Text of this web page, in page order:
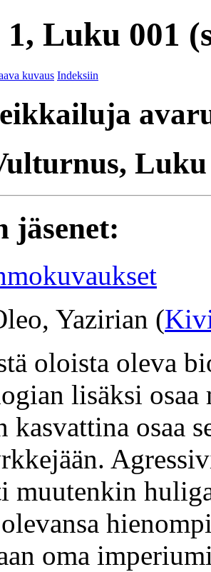
1, Luku 001
kuvaus Indeksiin
jäsenet:
Yazirian (
oloista oleva
lisäksi osaa
kasvattina osaa
muutenkin
oma